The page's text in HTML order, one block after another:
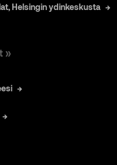
Helsingin ydinkeskusta
»